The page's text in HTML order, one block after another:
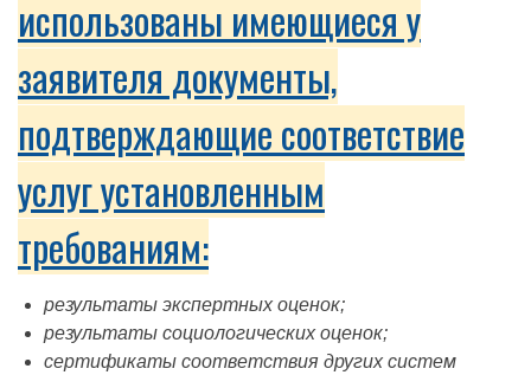
использованы имеющиеся у
заявителя документы,
подтверждающие соответствие
услуг установленным
требованиям:
результаты экспертных оценок;
результаты социологических оценок;
сертификаты соответствия других систем